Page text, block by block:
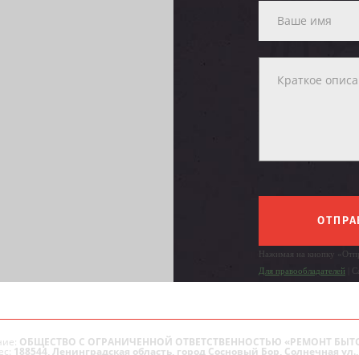
Нажимая на кнопку
Для правообладателей |
ОБЩЕСТВО С ОГРАНИЧЕННОЙ ОТВЕТСТВЕННОСТЬЮ «РЕМОНТ
188544, Ленинградская область, город Сосновый Бор, Солнечная